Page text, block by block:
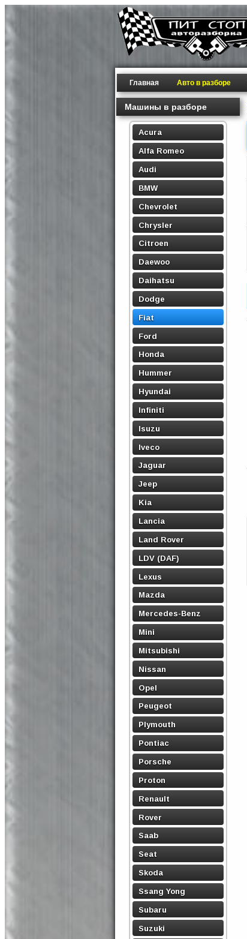
Главная Авто в разборе
Машины в разборе
Acura
Alfa Romeo
Audi
BMW
Chevrolet
Chrysler
Citroen
Daewoo
Daihatsu
Dodge
Fiat
Ford
Honda
Hummer
Hyundai
Infiniti
Isuzu
Iveco
Jaguar
Jeep
Kia
Lancia
Land Rover
LDV (DAF)
Lexus
Mazda
Mercedes-Benz
Mini
Mitsubishi
Nissan
Opel
Peugeot
Plymouth
Pontiac
Porsche
Proton
Renault
Rover
Saab
Seat
Skoda
Ssang Yong
Subaru
Suzuki